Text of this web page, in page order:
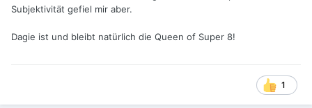
Subjektivität gefiel mir aber.
Dagie ist und bleibt natürlich die Queen of Super 8!
1